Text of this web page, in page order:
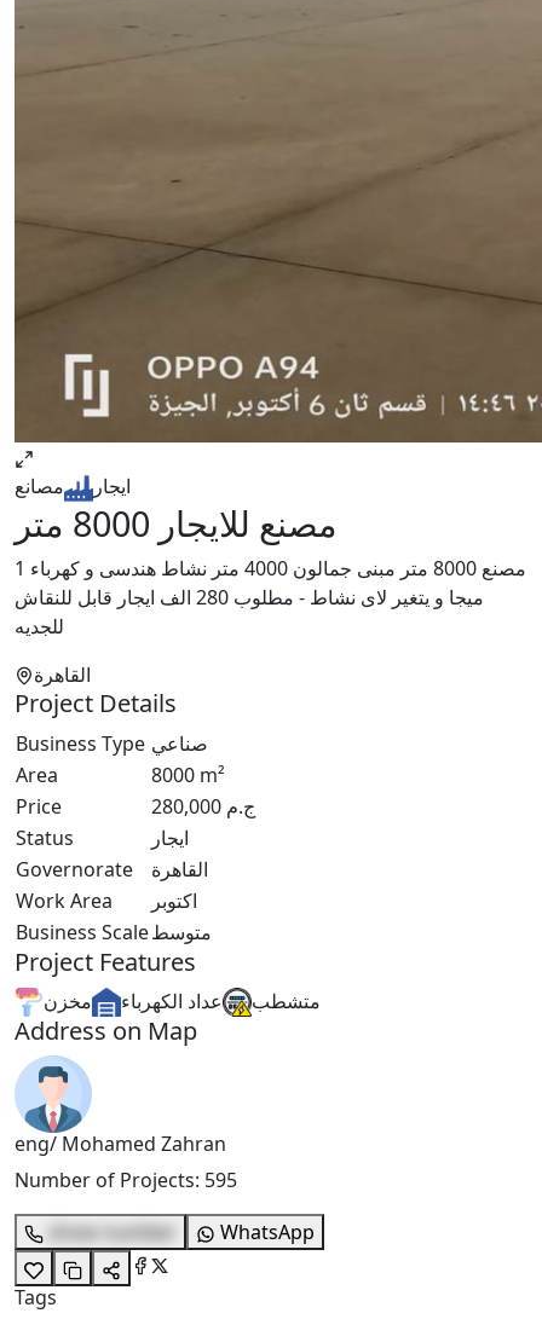
ايجار مصانع
مصنع للايجار 8000 متر
مصنع 8000 متر مبنى جمالون 4000 متر نشاط هندسى و كهرباء 1
ميجا و يتغير لاى نشاط - مطلوب 280 الف ايجار قابل للنقاش
للجديه
القاهرة
Project Details
Business Type صناعي
Area
8000 m²
Price
280,000 ج.م
Status
ايجار
Governorate
القاهرة
Work Area
اكتوبر
Business Scaleمتوسط
Project Features
متشطب عداد الكهرباء مخزن
Address on Map
eng/ Mohamed Zahran
Number of Projects: 595
show number
WhatsApp
Tags